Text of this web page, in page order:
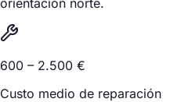
600 – 2.500 €
Custo medio de reparación